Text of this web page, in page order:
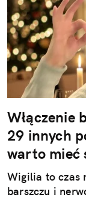
Włączenie
29 innych
warto mieć
Wigilia to czas
barszczu i